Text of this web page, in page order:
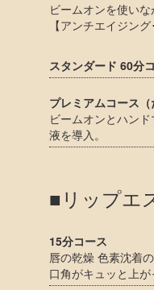
ビームオンを使い
【アンチエイジン
スタンダード 60分
プレミアムコース
ビームオンとハン
液を導入。
■リップエ
15分コース
唇の乾燥 色素沈着の
口角がキュッと上